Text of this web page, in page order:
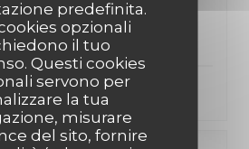
predefinita.
opzionali
il tuo
Questi cookies
servono per
la tua
misurare
del sito, fornire
:4/5 Cucina: 4 /5 Qualità /
et les menus sont bien